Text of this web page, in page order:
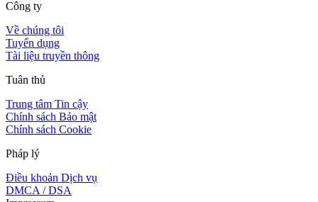
Công ty
Về chúng tôi
Tuyển dụng
Tài liệu truyền thông
Tuân thủ
Trung tâm Tin cậy
Chính sách Bảo mật
Chính sách Cookie
Pháp lý
Điều khoản Dịch vụ
DMCA / DSA